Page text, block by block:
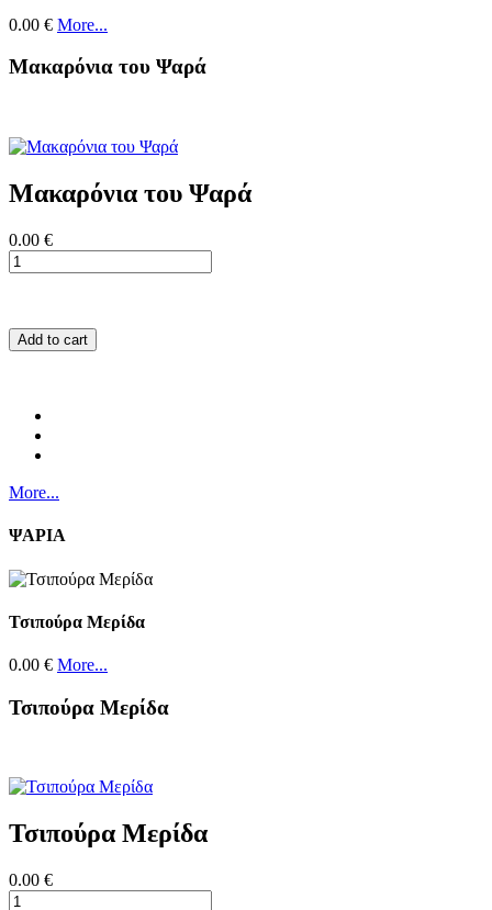
0.00 € More...
Μακαρόνια του Ψαρά
Μακαρόνια του Ψαρά
0.00 €
Add to cart
More...
ΨΑΡΙΑ
Τσιπούρα Μερίδα
0.00 € More...
Τσιπούρα Μερίδα
Τσιπούρα Μερίδα
0.00 €